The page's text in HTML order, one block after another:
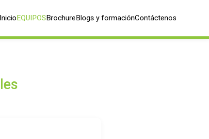
InicioEQUIPOSBrochureBlogs y formaciónContáctenos